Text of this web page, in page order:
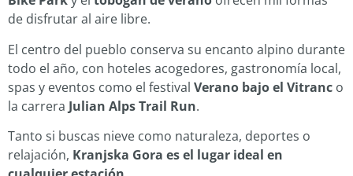
de disfrutar al aire libre.
El centro del pueblo conserva su encanto alpino durante
todo el año, con hoteles acogedores, gastronomía local,
spas y eventos como el festival Verano bajo el Vitranc o
la carrera Julian Alps Trail Run.
Tanto si buscas nieve como naturaleza, deportes o
relajación, Kranjska Gora es el lugar ideal en